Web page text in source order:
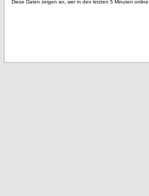
Diese Daten zeigen an, wer in den letzten 5 Minuten online